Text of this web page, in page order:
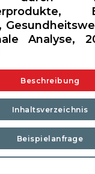
Analyse,
Beschreibung
Inhaltsverzeichnis
Beispielanfrage